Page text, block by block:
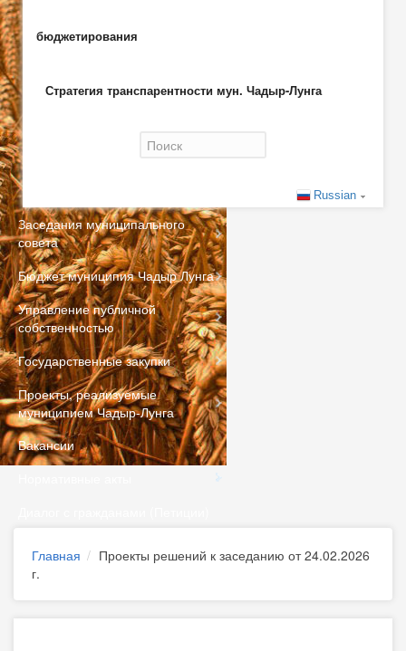
бюджетирования
Стратегия транспарентности мун. Чадыр-Лунга
Russian
Заседания муниципального
совета
Бюджет муниципия Чадыр Лунга
Управление публичной
собственностью
Государственные закупки
Проекты, реализуемые
муниципием Чадыр-Лунга
Вакансии
Главная
Проекты решений к заседанию от 24.02.2026
г.